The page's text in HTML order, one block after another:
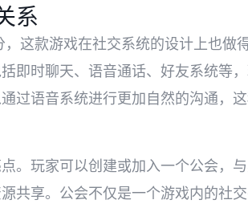
系
这款游戏在社交系统的设计上也做
即时聊天、语音通话、好友系统等
过语音系统进行更加自然的沟通，
。玩家可以创建或加入一个公会，
共享。公会不仅是一个游戏内的社